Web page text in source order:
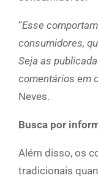
“Esse
consumidores,
Seja as
comentários em
Neves.
Busca por
Além disso, os
tradicionais